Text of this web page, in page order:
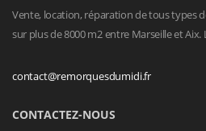
Vente, location, réparation de tous types
sur plus de 8000 m2 entre Marseille et
contact@remorquesdumidi.fr
CONTACTEZ-NOUS